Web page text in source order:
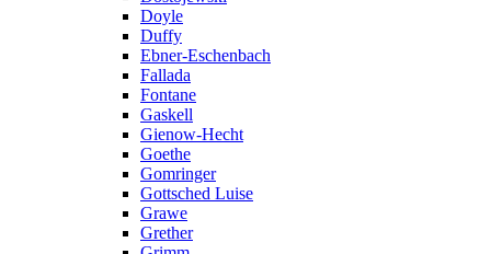
Doyle
Duffy
Ebner-Eschenbach
Fallada
Fontane
Gaskell
Gienow-Hecht
Goethe
Gomringer
Gottsched Luise
Grawe
Grether